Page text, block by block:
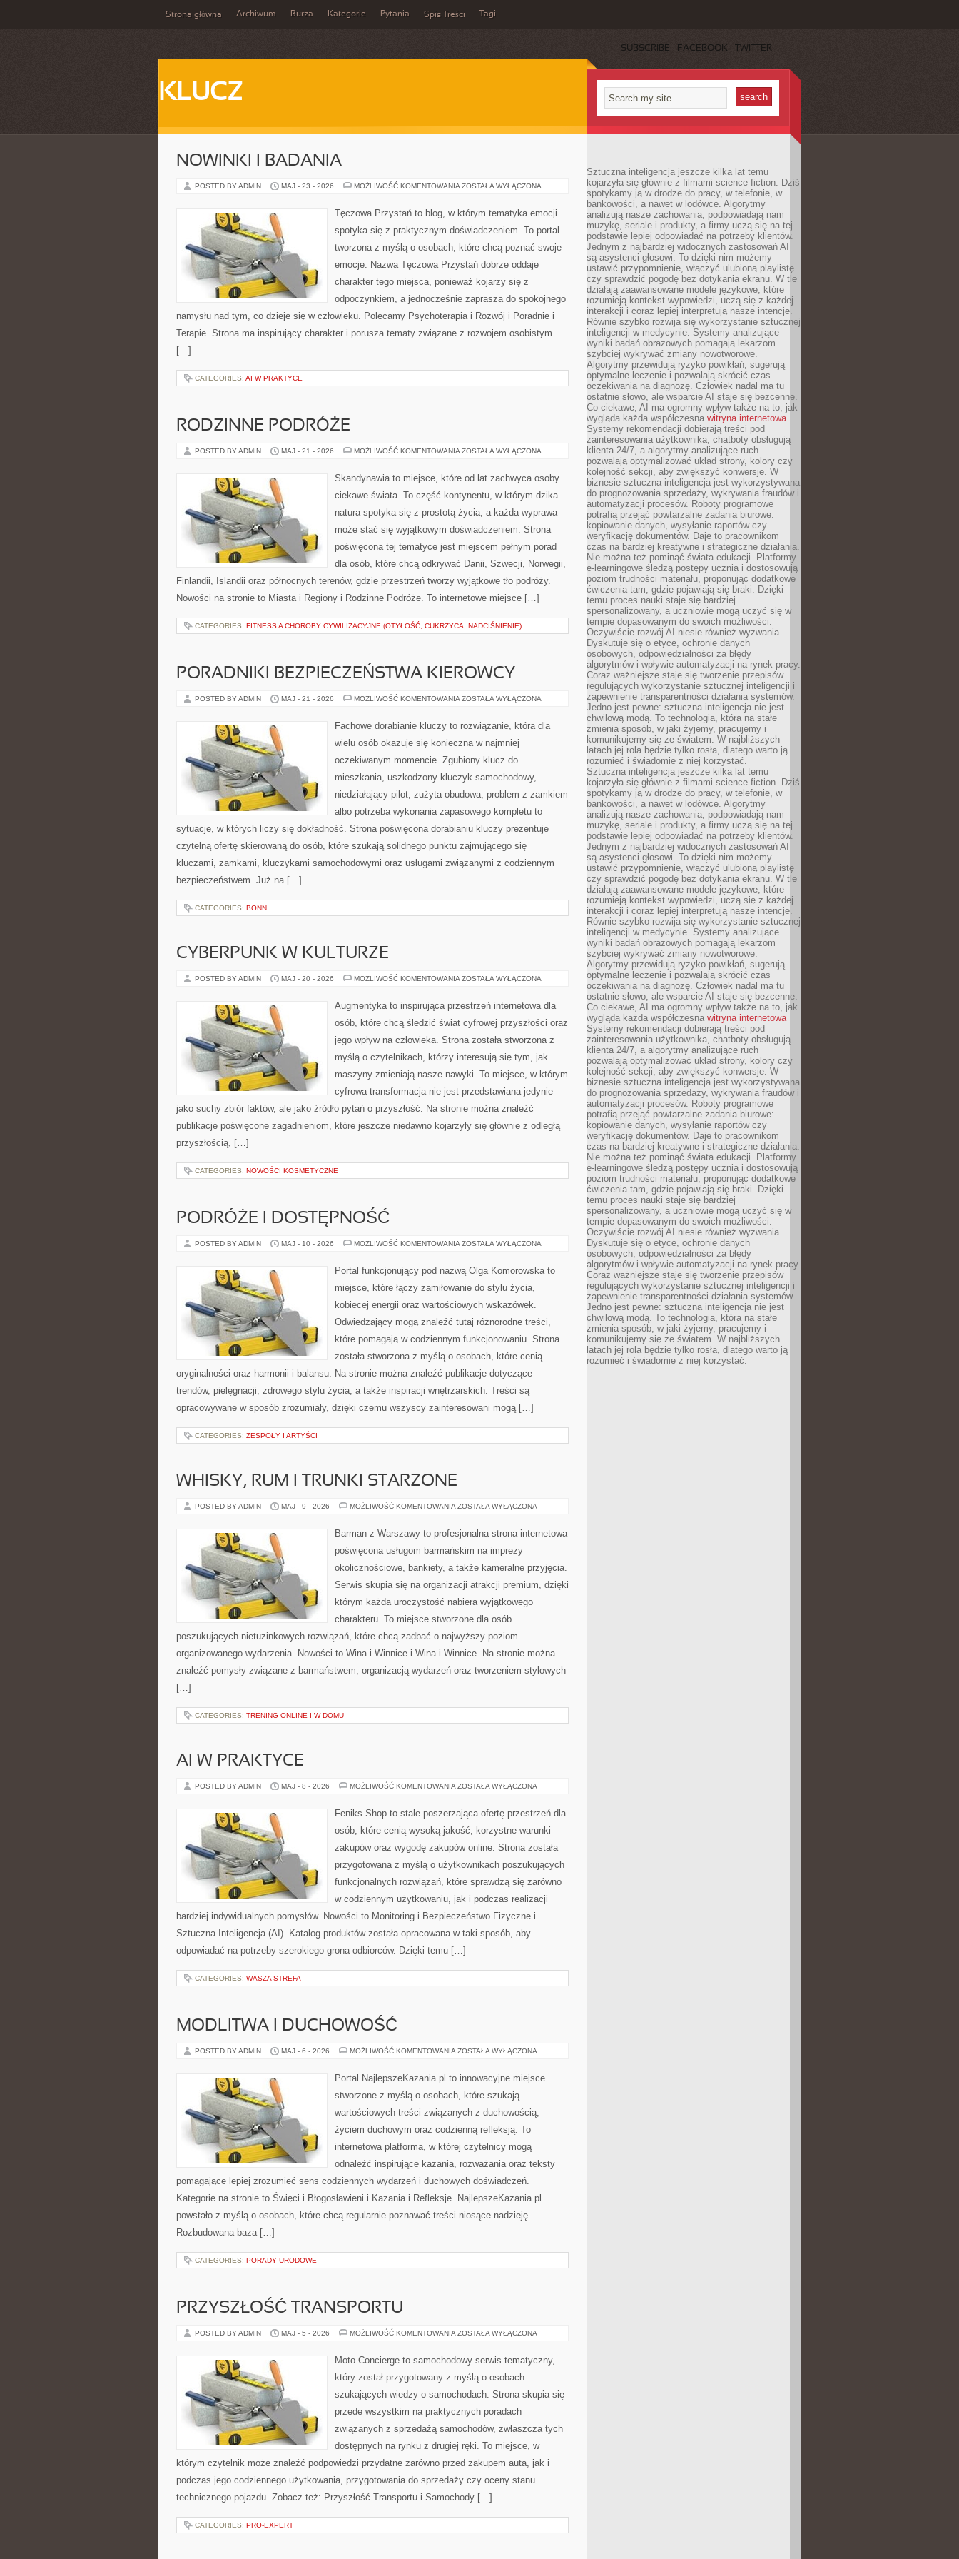
Strona główna Archiwum Burza Kategorie Pytania Spis Treści Tagi
SUBSCRIBE FACEBOOK TWITTER
KLUCZ
NOWINKI I BADANIA
POSTED BY ADMIN MAJ - 23 - 2026 MOŻLIWOŚĆ KOMENTOWANIA NOWINKI
ZOSTAŁA WYŁĄCZONA
Tęczowa Przystań to blog, w którym tematyka emocji
spotyka się z praktycznym doświadczeniem. To portal
tworzona z myślą o osobach, które chcą poznać swoje
emocje. Nazwa Tęczowa Przystań dobrze oddaje
charakter tego miejsca, ponieważ kojarzy się z
odpoczynkiem, a jednocześnie zaprasza do spokojnego
namysłu nad tym, co dzieje się w człowieku. Polecamy Psychoterapia i Rozwój i Poradnie i
Terapie. Strona ma inspirujący charakter i porusza tematy związane z rozwojem osobistym.
[…]
CATEGORIES: AI W PRAKTYCE
RODZINNE PODRÓŻE
POSTED BY ADMIN MAJ - 21 - 2026 MOŻLIWOŚĆ KOMENTOWANIA RODZINNE
ZOSTAŁA WYŁĄCZONA
Skandynawia to miejsce, które od lat zachwyca osoby
ciekawe świata. To część kontynentu, w którym dzika
natura spotyka się z prostotą życia, a każda wyprawa
może stać się wyjątkowym doświadczeniem. Strona
poświęcona tej tematyce jest miejscem pełnym porad
dla osób, które chcą odkrywać Danii, Szwecji, Norwegii,
Finlandii, Islandii oraz północnych terenów, gdzie przestrzeń tworzy wyjątkowe tło podróży.
Nowości na stronie to Miasta i Regiony i Rodzinne Podróże. To internetowe miejsce […]
CATEGORIES: FITNESS A CHOROBY CYWILIZACYJNE (OTYŁOŚĆ, CUKRZYCA, NADCIŚNIENIE)
PORADNIKI BEZPIECZEŃSTWA KIEROWCY
POSTED BY ADMIN MAJ - 21 - 2026 MOŻLIWOŚĆ KOMENTOWANIA PORADNIKI
ZOSTAŁA WYŁĄCZONA
Fachowe dorabianie kluczy to rozwiązanie, która dla
wielu osób okazuje się konieczna w najmniej
oczekiwanym momencie. Zgubiony klucz do
mieszkania, uszkodzony kluczyk samochodowy,
niedziałający pilot, zużyta obudowa, problem z zamkiem
albo potrzeba wykonania zapasowego kompletu to
sytuacje, w których liczy się dokładność. Strona poświęcona dorabianiu kluczy prezentuje
czytelną ofertę skierowaną do osób, które szukają solidnego punktu zajmującego się
kluczami, zamkami, kluczykami samochodowymi oraz usługami związanymi z codziennym
bezpieczeństwem. Już na […]
CATEGORIES: BONN
CYBERPUNK W KULTURZE
POSTED BY ADMIN MAJ - 20 - 2026 MOŻLIWOŚĆ KOMENTOWANIA CYBERPUNK
ZOSTAŁA WYŁĄCZONA
Augmentyka to inspirująca przestrzeń internetowa dla
osób, które chcą śledzić świat cyfrowej przyszłości oraz
jego wpływ na człowieka. Strona została stworzona z
myślą o czytelnikach, którzy interesują się tym, jak
maszyny zmieniają nasze nawyki. To miejsce, w którym
cyfrowa transformacja nie jest przedstawiana jedynie
jako suchy zbiór faktów, ale jako źródło pytań o przyszłość. Na stronie można znaleźć
publikacje poświęcone zagadnieniom, które jeszcze niedawno kojarzyły się głównie z odległą
przyszłością, […]
CATEGORIES: NOWOŚCI KOSMETYCZNE
PODRÓŻE I DOSTĘPNOŚĆ
POSTED BY ADMIN MAJ - 10 - 2026 MOŻLIWOŚĆ KOMENTOWANIA PODRÓŻE
ZOSTAŁA WYŁĄCZONA
Portal funkcjonujący pod nazwą Olga Komorowska to
miejsce, które łączy zamiłowanie do stylu życia,
kobiecej energii oraz wartościowych wskazówek.
Odwiedzający mogą znaleźć tutaj różnorodne treści,
które pomagają w codziennym funkcjonowaniu. Strona
została stworzona z myślą o osobach, które cenią
oryginalności oraz harmonii i balansu. Na stronie można znaleźć publikacje dotyczące
trendów, pielęgnacji, zdrowego stylu życia, a także inspiracji wnętrzarskich. Treści są
opracowywane w sposób zrozumiały, dzięki czemu wszyscy zainteresowani mogą […]
CATEGORIES: ZESPOŁY I ARTYŚCI
WHISKY, RUM I TRUNKI STARZONE
POSTED BY ADMIN MAJ - 9 - 2026 MOŻLIWOŚĆ KOMENTOWANIA WHISKY,
TRUNKI
STARZONE
ZOSTAŁA WYŁĄCZONA
Barman z Warszawy to profesjonalna strona internetowa
poświęcona usługom barmańskim na imprezy
okolicznościowe, bankiety, a także kameralne przyjęcia.
Serwis skupia się na organizacji atrakcji premium, dzięki
którym każda uroczystość nabiera wyjątkowego
charakteru. To miejsce stworzone dla osób
poszukujących nietuzinkowych rozwiązań, które chcą zadbać o najwyższy poziom
organizowanego wydarzenia. Nowości to Wina i Winnice i Wina i Winnice. Na stronie można
znaleźć pomysły związane z barmaństwem, organizacją wydarzeń oraz tworzeniem stylowych
[…]
CATEGORIES: TRENING ONLINE I W DOMU
AI W PRAKTYCE
POSTED BY ADMIN MAJ - 8 - 2026 MOŻLIWOŚĆ KOMENTOWANIA AI
ZOSTAŁA WYŁĄCZONA
Feniks Shop to stale poszerzająca ofertę przestrzeń dla
osób, które cenią wysoką jakość, korzystne warunki
zakupów oraz wygodę zakupów online. Strona została
przygotowana z myślą o użytkownikach poszukujących
funkcjonalnych rozwiązań, które sprawdzą się zarówno
w codziennym użytkowaniu, jak i podczas realizacji
bardziej indywidualnych pomysłów. Nowości to Monitoring i Bezpieczeństwo Fizyczne i
Sztuczna Inteligencja (AI). Katalog produktów została opracowana w taki sposób, aby
odpowiadać na potrzeby szerokiego grona odbiorców. Dzięki temu […]
CATEGORIES: WASZA STREFA
MODLITWA I DUCHOWOŚĆ
POSTED BY ADMIN MAJ - 6 - 2026 MOŻLIWOŚĆ KOMENTOWANIA MODLITWA
ZOSTAŁA WYŁĄCZONA
Portal NajlepszeKazania.pl to innowacyjne miejsce
stworzone z myślą o osobach, które szukają
wartościowych treści związanych z duchowością,
życiem duchowym oraz codzienną refleksją. To
internetowa platforma, w której czytelnicy mogą
odnaleźć inspirujące kazania, rozważania oraz teksty
pomagające lepiej zrozumieć sens codziennych wydarzeń i duchowych doświadczeń.
Kategorie na stronie to Święci i Błogosławieni i Kazania i Refleksje. NajlepszeKazania.pl
powstało z myślą o osobach, które chcą regularnie poznawać treści niosące nadzieję.
Rozbudowana baza […]
CATEGORIES: PORADY URODOWE
PRZYSZŁOŚĆ TRANSPORTU
POSTED BY ADMIN MAJ - 5 - 2026 MOŻLIWOŚĆ KOMENTOWANIA PRZYSZŁOŚĆ
ZOSTAŁA WYŁĄCZONA
Moto Concierge to samochodowy serwis tematyczny,
który został przygotowany z myślą o osobach
szukających wiedzy o samochodach. Strona skupia się
przede wszystkim na praktycznych poradach
związanych z sprzedażą samochodów, zwłaszcza tych
dostępnych na rynku z drugiej ręki. To miejsce, w
którym czytelnik może znaleźć podpowiedzi przydatne zarówno przed zakupem auta, jak i
podczas jego codziennego użytkowania, przygotowania do sprzedaży czy oceny stanu
technicznego pojazdu. Zobacz też: Przyszłość Transportu i Samochody […]
CATEGORIES: PRO-EXPERT
Sztuczna inteligencja jeszcze kilka lat temu
kojarzyła się głównie z filmami science fiction. Dziś
spotykamy ją w drodze do pracy, w telefonie, w
bankowości, a nawet w lodówce. Algorytmy
analizują nasze zachowania, podpowiadają nam
muzykę, seriale i produkty, a firmy uczą się na tej
podstawie lepiej odpowiadać na potrzeby klientów.
Jednym z najbardziej widocznych zastosowań AI
są asystenci głosowi. To dzięki nim możemy
ustawić przypomnienie, włączyć ulubioną playlistę
czy sprawdzić pogodę bez dotykania ekranu. W tle
działają zaawansowane modele językowe, które
rozumieją kontekst wypowiedzi, uczą się z każdej
interakcji i coraz lepiej interpretują nasze intencje.
Równie szybko rozwija się wykorzystanie sztucznej
inteligencji w medycynie. Systemy analizujące
wyniki badań obrazowych pomagają lekarzom
szybciej wykrywać zmiany nowotworowe.
Algorytmy przewidują ryzyko powikłań, sugerują
optymalne leczenie i pozwalają skrócić czas
oczekiwania na diagnozę. Człowiek nadal ma tu
ostatnie słowo, ale wsparcie AI staje się bezcenne.
Co ciekawe, AI ma ogromny wpływ także na to, jak
wygląda każda współczesna witryna internetowa
Systemy rekomendacji dobierają treści pod
zainteresowania użytkownika, chatboty obsługują
klienta 24/7, a algorytmy analizujące ruch
pozwalają optymalizować układ strony, kolory czy
kolejność sekcji, aby zwiększyć konwersje. W
biznesie sztuczna inteligencja jest wykorzystywana
do prognozowania sprzedaży, wykrywania fraudów i
automatyzacji procesów. Roboty programowe
potrafią przejąć powtarzalne zadania biurowe:
kopiowanie danych, wysyłanie raportów czy
weryfikację dokumentów. Daje to pracownikom
czas na bardziej kreatywne i strategiczne działania.
Nie można też pominąć świata edukacji. Platformy
e-learningowe śledzą postępy ucznia i dostosowują
poziom trudności materiału, proponując dodatkowe
ćwiczenia tam, gdzie pojawiają się braki. Dzięki
temu proces nauki staje się bardziej
spersonalizowany, a uczniowie mogą uczyć się w
tempie dopasowanym do swoich możliwości.
Oczywiście rozwój AI niesie również wyzwania.
Dyskutuje się o etyce, ochronie danych
osobowych, odpowiedzialności za błędy
algorytmów i wpływie automatyzacji na rynek pracy.
Coraz ważniejsze staje się tworzenie przepisów
regulujących wykorzystanie sztucznej inteligencji i
zapewnienie transparentności działania systemów.
Jedno jest pewne: sztuczna inteligencja nie jest
chwilową modą. To technologia, która na stałe
zmienia sposób, w jaki żyjemy, pracujemy i
komunikujemy się ze światem. W najbliższych
latach jej rola będzie tylko rosła, dlatego warto ją
rozumieć i świadomie z niej korzystać.
Sztuczna inteligencja jeszcze kilka lat temu
kojarzyła się głównie z filmami science fiction. Dziś
spotykamy ją w drodze do pracy, w telefonie, w
bankowości, a nawet w lodówce. Algorytmy
analizują nasze zachowania, podpowiadają nam
muzykę, seriale i produkty, a firmy uczą się na tej
podstawie lepiej odpowiadać na potrzeby klientów.
Jednym z najbardziej widocznych zastosowań AI
są asystenci głosowi. To dzięki nim możemy
ustawić przypomnienie, włączyć ulubioną playlistę
czy sprawdzić pogodę bez dotykania ekranu. W tle
działają zaawansowane modele językowe, które
rozumieją kontekst wypowiedzi, uczą się z każdej
interakcji i coraz lepiej interpretują nasze intencje.
Równie szybko rozwija się wykorzystanie sztucznej
inteligencji w medycynie. Systemy analizujące
wyniki badań obrazowych pomagają lekarzom
szybciej wykrywać zmiany nowotworowe.
Algorytmy przewidują ryzyko powikłań, sugerują
optymalne leczenie i pozwalają skrócić czas
oczekiwania na diagnozę. Człowiek nadal ma tu
ostatnie słowo, ale wsparcie AI staje się bezcenne.
Co ciekawe, AI ma ogromny wpływ także na to, jak
wygląda każda współczesna witryna internetowa
Systemy rekomendacji dobierają treści pod
zainteresowania użytkownika, chatboty obsługują
klienta 24/7, a algorytmy analizujące ruch
pozwalają optymalizować układ strony, kolory czy
kolejność sekcji, aby zwiększyć konwersje. W
biznesie sztuczna inteligencja jest wykorzystywana
do prognozowania sprzedaży, wykrywania fraudów i
automatyzacji procesów. Roboty programowe
potrafią przejąć powtarzalne zadania biurowe:
kopiowanie danych, wysyłanie raportów czy
weryfikację dokumentów. Daje to pracownikom
czas na bardziej kreatywne i strategiczne działania.
Nie można też pominąć świata edukacji. Platformy
e-learningowe śledzą postępy ucznia i dostosowują
poziom trudności materiału, proponując dodatkowe
ćwiczenia tam, gdzie pojawiają się braki. Dzięki
temu proces nauki staje się bardziej
spersonalizowany, a uczniowie mogą uczyć się w
tempie dopasowanym do swoich możliwości.
Oczywiście rozwój AI niesie również wyzwania.
Dyskutuje się o etyce, ochronie danych
osobowych, odpowiedzialności za błędy
algorytmów i wpływie automatyzacji na rynek pracy.
Coraz ważniejsze staje się tworzenie przepisów
regulujących wykorzystanie sztucznej inteligencji i
zapewnienie transparentności działania systemów.
Jedno jest pewne: sztuczna inteligencja nie jest
chwilową modą. To technologia, która na stałe
zmienia sposób, w jaki żyjemy, pracujemy i
komunikujemy się ze światem. W najbliższych
latach jej rola będzie tylko rosła, dlatego warto ją
rozumieć i świadomie z niej korzystać.